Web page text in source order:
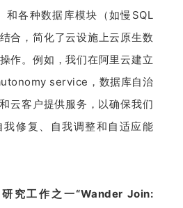
各种数据库模块（如慢SQL
合，简化了云设施上云原生数
作。例如，我们在阿里云建立
service，数据库自治
云客户提供服务，以确保我们
我修复、自我调整和自适应能
究工作之一“Wander Join: